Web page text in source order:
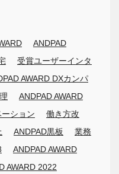
ANDPAD
受賞ユーザーインタ
AWARD DXカンパ
ANDPAD AWARD
ション
働き方改
ANDPAD黒板
業務
ANDPAD AWARD
AWARD 2022